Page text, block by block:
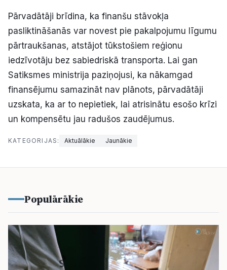
Pārvadātāji brīdina, ka finanšu stāvokļa
pasliktināšanās var novest pie pakalpojumu līgumu
pārtraukšanas, atstājot tūkstošiem reģionu
iedzīvotāju bez sabiedriskā transporta. Lai gan
Satiksmes ministrija paziņojusi, ka nākamgad
finansējumu samazināt nav plānots, pārvadātāji
uzskata, ka ar to nepietiek, lai atrisinātu esošo krīzi
un kompensētu jau radušos zaudējumus.
KATEGORIJAS: Aktuālākie Jaunākie
Populārākie